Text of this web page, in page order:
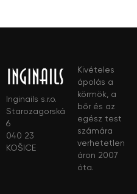
Inginails s.r.o.
Starozagorská
6
040 23
KOŠICE
Kivételes
ápolás a
körmök, a
bőr és az
egész test
számára
verhetetlen
áron 2007
óta.